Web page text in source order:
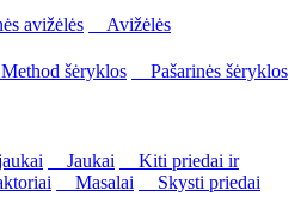
avižėlės
Avižėlės
šėryklos
Pašarinės šėryklos
Jaukai
Kiti priedai ir
Masalai
Skysti priedai